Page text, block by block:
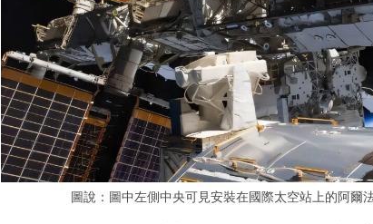
圖說：圖中左側中央可見安裝在國際太空站上的阿爾